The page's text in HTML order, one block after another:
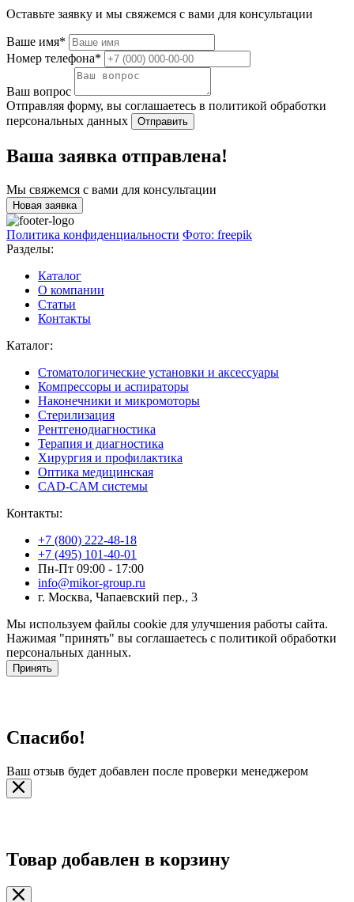
Оставьте заявку и мы свяжемся с вами для консультации
Ваше имя*
Номер телефона*
Ваш вопрос
Отправляя форму, вы соглашаетесь в политикой обработки
персональных данных
Отправить
Ваша заявка отправлена!
Мы свяжемся с вами для консультации
Новая заявка
Политика конфиденциальности Фото: freepik
Разделы:
Каталог
О компании
Статьи
Контакты
Каталог:
Стоматологические установки и аксессуары
Компрессоры и аспираторы
Наконечники и микромоторы
Стерилизация
Рентгенодиагностика
Терапия и диагностика
Хирургия и профилактика
Оптика медицинская
CAD-CAM системы
Контакты:
+7 (800) 222-48-18
+7 (495) 101-40-01
Пн-Пт 09:00 - 17:00
info@mikor-group.ru
г. Москва, Чапаевский пер., 3
Мы используем файлы cookie для улучшения работы сайта.
Нажимая "принять" вы соглашаетесь с политикой обработки
персональных данных.
Принять
Спасибо!
Ваш отзыв будет добавлен после проверки менеджером
Товар добавлен в корзину